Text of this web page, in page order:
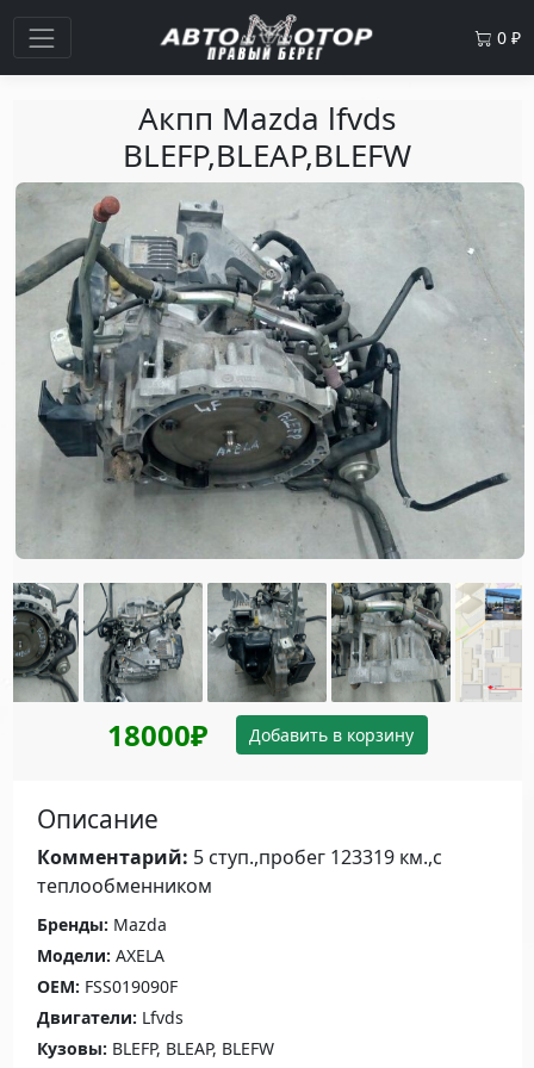
0 ₽
Акпп Mazda lfvds
BLEFP,BLEAP,BLEFW
18000₽ Добавить в корзину
Описание
Комментарий: 5 ступ.,пробег 123319 км.,с
теплообменником
Бренды: Mazda
Модели: AXELA
OEM: FSS019090F
Двигатели: Lfvds
Кузовы: BLEFP, BLEAP, BLEFW